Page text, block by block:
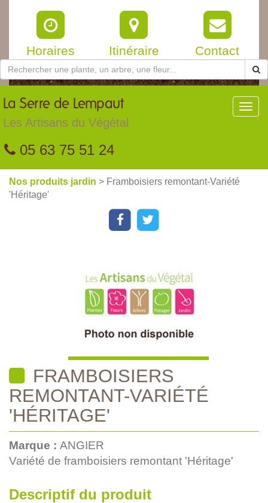
Horaires Itinéraire Contact
La Serre de Lempaut
Les Artisans du Végétal
05 63 75 51 24
Nos produits jardin > Framboisiers remontant-Variété
'Héritage'
FRAMBOISIERS
REMONTANT-VARIÉTÉ
'HÉRITAGE'
Marque : ANGIER
Variété de framboisiers remontant 'Héritage'
Descriptif du produit